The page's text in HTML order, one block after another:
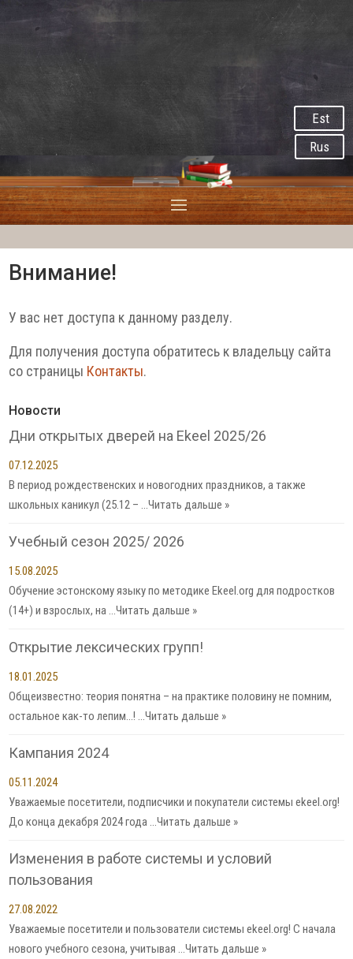
Est
Rus
Внимание!
У вас нет доступа к данному разделу.
Для получения доступа обратитесь к владельцу сайта
со страницы Контакты.
Новости
Дни открытых дверей на Ekeel 2025/26
07.12.2025
В период рождественских и новогодних праздников, а также
школьных каникул (25.12 – …Читать дальше »
Учебный сезон 2025/ 2026
15.08.2025
Обучение эстонскому языку по методике Ekeel.org для подростков
(14+) и взрослых, на …Читать дальше »
Открытие лексических групп!
18.01.2025
Общеизвестно: теория понятна – на практике половину не помним,
остальное как-то лепим…! …Читать дальше »
Кампания 2024
05.11.2024
Уважаемые посетители, подписчики и покупатели системы ekeel.org!
До конца декабря 2024 года …Читать дальше »
Изменения в работе системы и условий
пользования
27.08.2022
Уважаемые посетители и пользователи системы ekeel.org! С начала
нового учебного сезона, учитывая …Читать дальше »